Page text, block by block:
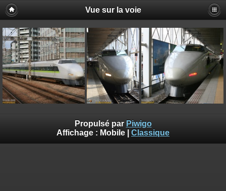
Vue sur la voie
Propulsé par Piwigo
Affichage : Mobile Classique